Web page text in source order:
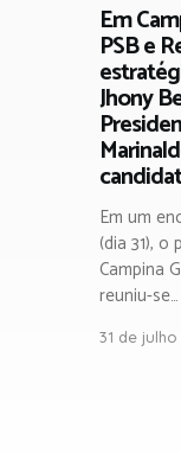
Em
PSB e
Jhony
Em um
(dia 31),
Campina
reuniu-se…
31 de